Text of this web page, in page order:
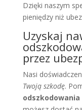
Dzięki naszym
pieniędzy niż
Uzyskaj
przez
Nasi
Twoją szkodę.
odszkodowania